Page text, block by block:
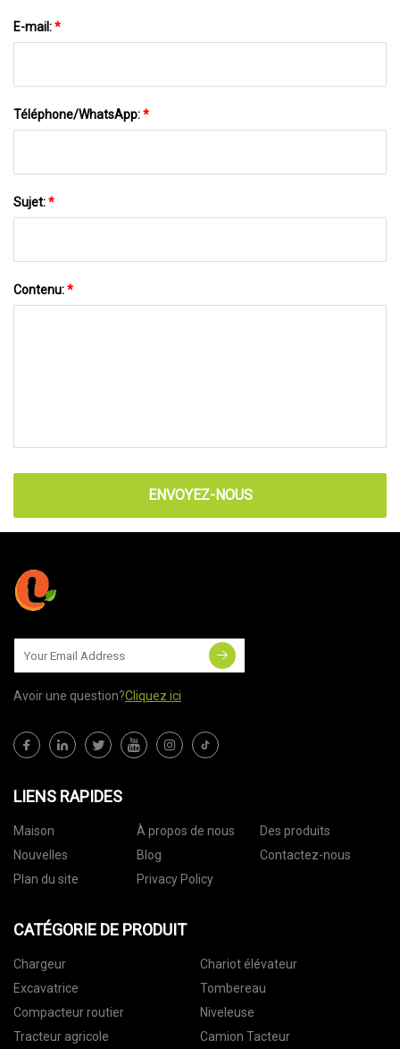
E-mail:*
Téléphone/WhatsApp:*
Sujet:*
Contenu:*
ENVOYEZ-NOUS
Avoir une question?Cliquez ici
LIENS RAPIDES
Maison À propos de nous
Des produits
Nouvelles
Blog
Contactez-nous
Plan du site
Privacy Policy
CATÉGORIE DE PRODUIT
Chargeur
Chariot élévateur
Excavatrice
Tombereau
Compacteur routier
Niveleuse
Tracteur agricole
Camion Tacteur